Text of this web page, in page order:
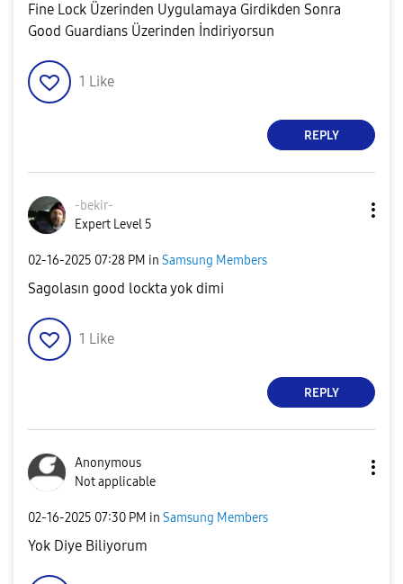
Fine Lock Üzerinden Uygulamaya Girdikden Sonra
Good Guardians Üzerinden İndiriyorsun
1 Like
REPLY
-bekir-
Expert Level 5
‎02-16-2025 07:28 PM in Samsung Members
Sagolasın good lockta yok dimi
1 Like
REPLY
Anonymous
Not applicable
‎02-16-2025 07:30 PM in Samsung Members
Yok Diye Biliyorum